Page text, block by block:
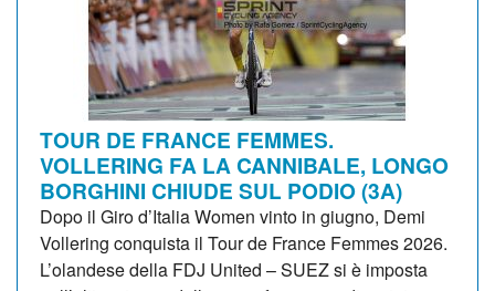
TOUR DE FRANCE FEMMES.
VOLLERING FA LA CANNIBALE, LONGO
BORGHINI CHIUDE SUL PODIO (3A)
Dopo il Giro d’Italia Women vinto in giugno, Demi
Vollering conquista il Tour de France Femmes 2026.
L’olandese della FDJ United – SUEZ si è imposta